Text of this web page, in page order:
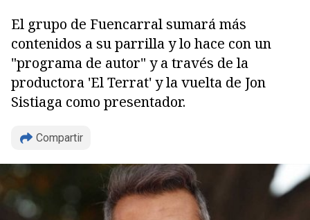
El grupo de Fuencarral sumará más
contenidos a su parrilla y lo hace con un
"programa de autor" y a través de la
productora 'El Terrat' y la vuelta de Jon
Sistiaga como presentador.
Compartir
Copiar